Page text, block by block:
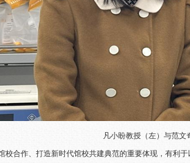
凡小盼教授（左）与范文
校合作、打造新时代馆校共建典范的重要体现，有利